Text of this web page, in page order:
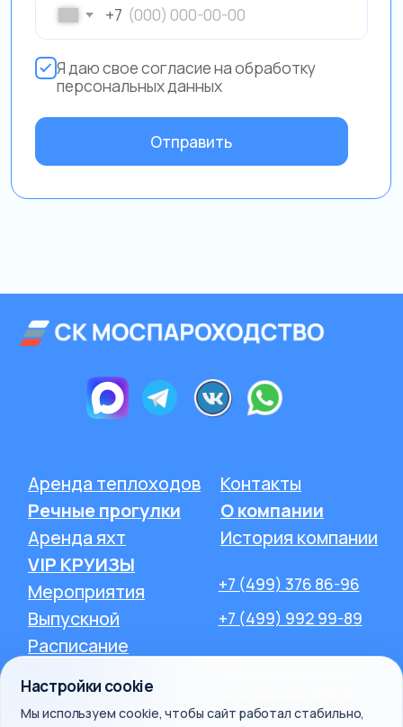
Настройки cookie
Мы используем cookie, чтобы сайт работал стабильно,